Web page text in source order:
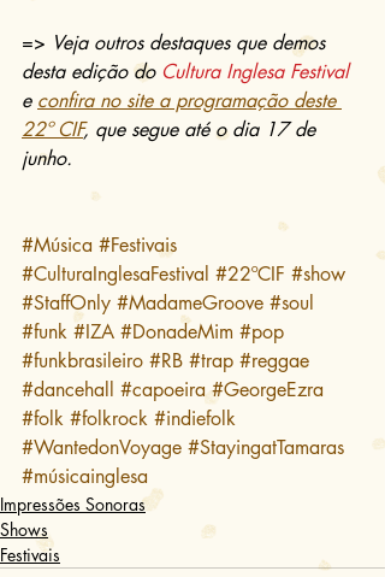
=> Veja outros destaques que demos
desta edição do Cultura Inglesa Festival
e confira no site a programação deste
22º CIF, que segue até o dia 17 de
junho.
#Música #Festivais
#CulturaInglesaFestival #22ºCIF #show
#StaffOnly #MadameGroove #soul
#funk #IZA #DonadeMim #pop
#funkbrasileiro #RB #trap #reggae
#dancehall #capoeira #GeorgeEzra
#folk #folkrock #indiefolk
#WantedonVoyage #StayingatTamaras
#músicainglesa
Impressões Sonoras
Shows
Festivais